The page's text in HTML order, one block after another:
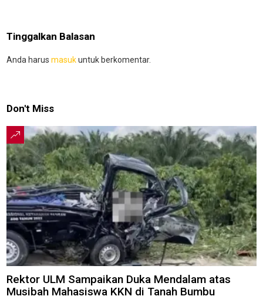
Tinggalkan Balasan
Anda harus masukuntuk berkomentar.
Don't Miss
Rektor ULM Sampaikan Duka Mendalam atas
Musibah Mahasiswa KKN di Tanah Bumbu